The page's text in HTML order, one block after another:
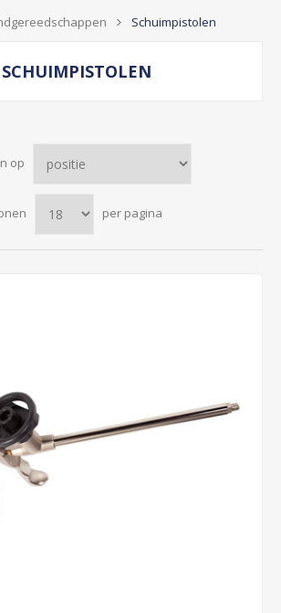
Schuimpistolen
SCHUIMPISTOLEN
op
per pagina